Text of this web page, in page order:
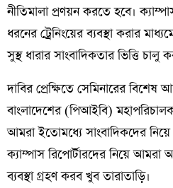
নীতিমালা প্রণয়ন করতে হবে।
ধরনের ট্রেনিংয়ের ব্যবস্থা করার
সুস্থ ধারার সাংবাদিকতার ভিত্তি চালু
দাবির প্রেক্ষিতে সেমিনারের
বাংলাদেশের (পিআইবি)
আমরা ইতোমধ্যে সাংবাদিকদের নিয়ে
ক্যাম্পাস রিপোর্টারদের নিয়ে আমরা
ব্যবস্থা গ্রহণ করব খুব তারাতাড়ি।